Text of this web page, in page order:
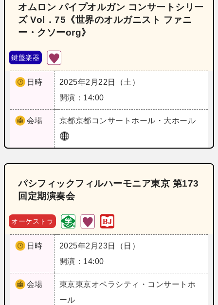
オムロン パイプオルガン コンサートシリー
ズ Vol．75《世界のオルガニスト ファニ
ー・クソーorg》
鍵盤楽器
日時
2025年2月22日（土）
開演：14:00
会場 京都京都コンサートホール・大ホール
パシフィックフィルハーモニア東京 第173
回定期演奏会
オーケストラ
日時
2025年2月23日（日）
開演：14:00
会場 東京東京オペラシティ・コンサートホ
ール